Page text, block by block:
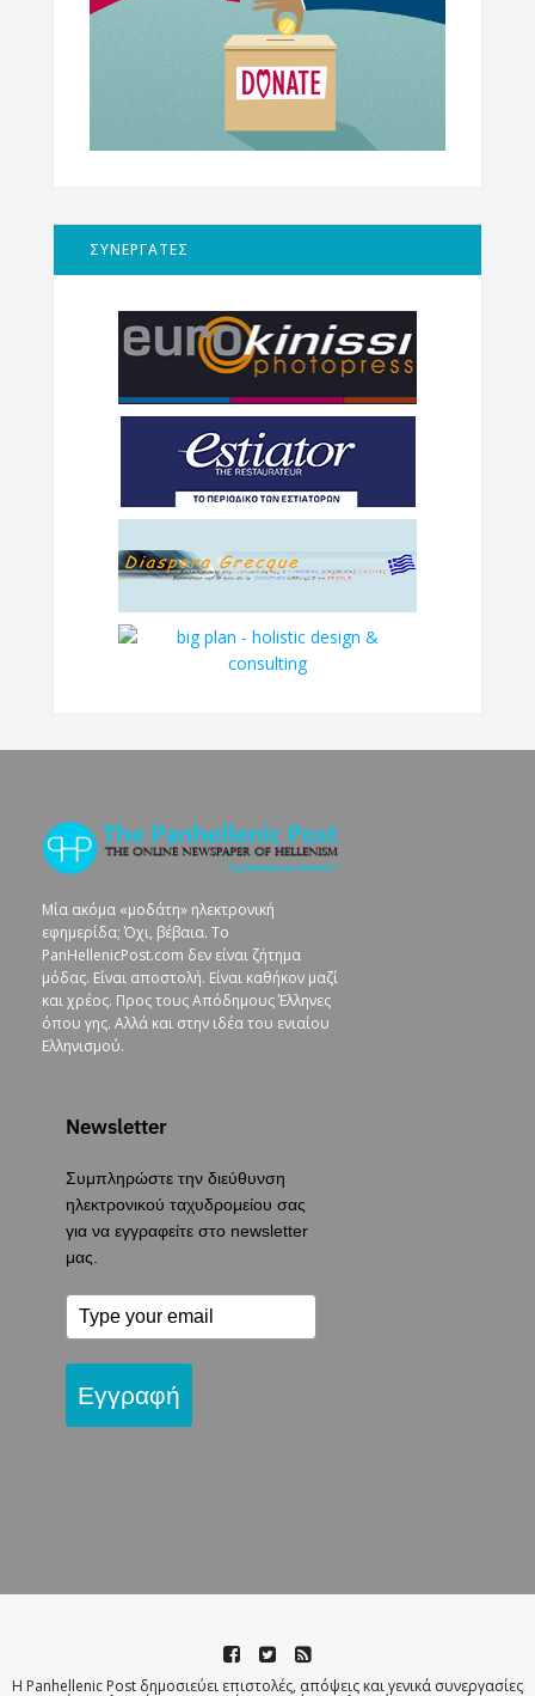
ΣΥΝΕΡΓΑΤΕΣ
Μία ακόμα «μοδάτη» ηλεκτρονική
εφημερίδα; Όχι, βέβαια. To
PanHellenicPost.com δεν είναι ζήτημα
μόδας. Είναι αποστολή. Είναι καθήκον μαζί
και χρέος. Προς τους Απόδημους Έλληνες
όπου γης. Αλλά και στην ιδέα του ενιαίου
Ελληνισμού.
Newsletter
Συμπληρώστε την διεύθυνση
ηλεκτρονικού ταχυδρομείου σας
για να εγγραφείτε στο newsletter
μας.
Εγγραφή
Η Panhellenic Post δημοσιεύει επιστολές, απόψεις και γενικά συνεργασίες